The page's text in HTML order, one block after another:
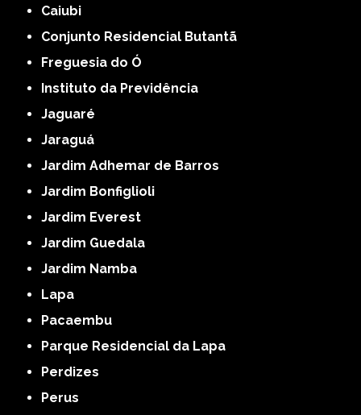
Caiubi
Conjunto Residencial Butantã
Freguesia do Ó
Instituto da Previdência
Jaguaré
Jaraguá
Jardim Adhemar de Barros
Jardim Bonfiglioli
Jardim Everest
Jardim Guedala
Jardim Namba
Lapa
Pacaembu
Parque Residencial da Lapa
Perdizes
Perus